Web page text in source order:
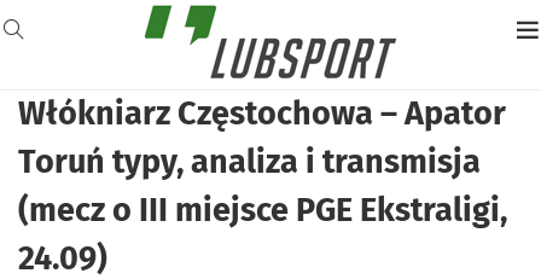
Włókniarz Częstochowa – Apator
Toruń typy, analiza i transmisja
(mecz o III miejsce PGE Ekstraligi,
24.09)